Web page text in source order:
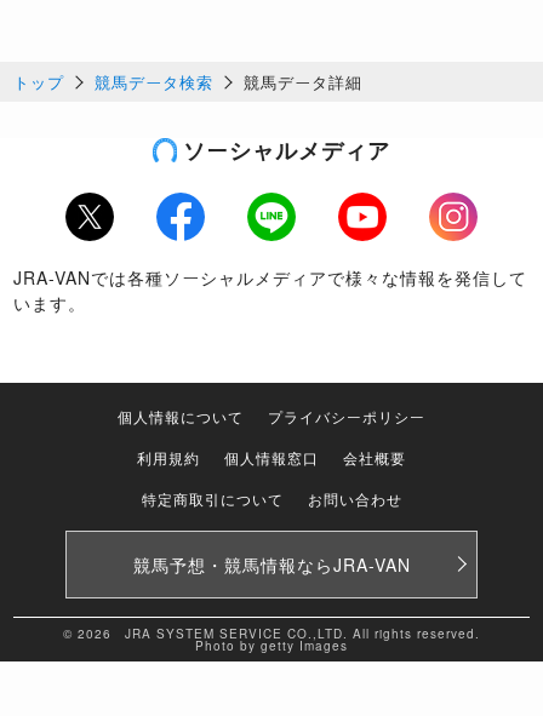
トップ 競馬データ検索 競馬データ詳細
ソーシャルメディア
Twitter Facebook LINE Youtube
Instagram
JRA-VANでは各種ソーシャルメディアで様々な情報を発信して
います。
個人情報について
プライバシーポリシー
利用規約
個人情報窓口
会社概要
特定商取引について
お問い合わせ
競馬予想・競馬情報ならJRA-VAN
© 2026 JRA SYSTEM SERVICE CO.,LTD. All rights reserved.
Photo by getty Images